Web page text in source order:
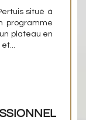
situé à
programme
plateau en